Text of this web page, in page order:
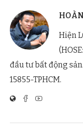
Hiện
đầu tư bất động
15855-TPHCM.